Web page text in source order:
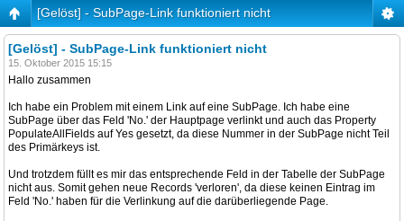
[Gelöst] - SubPage-Link funktioniert nicht
[Gelöst] - SubPage-Link funktioniert nicht
15. Oktober 2015 15:15
Hallo zusammen
Ich habe ein Problem mit einem Link auf eine SubPage. Ich habe eine
SubPage über das Feld 'No.' der Hauptpage verlinkt und auch das Property
PopulateAllFields auf Yes gesetzt, da diese Nummer in der SubPage nicht Teil
des Primärkeys ist.
Und trotzdem füllt es mir das entsprechende Feld in der Tabelle der SubPage
nicht aus. Somit gehen neue Records 'verloren', da diese keinen Eintrag im
Feld 'No.' haben für die Verlinkung auf die darüberliegende Page.